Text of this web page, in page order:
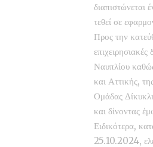
διαπιστώνεται
τεθεί σε
Προς την
Ναυπλίου
και Αττικής,
Ομάδας
και δίνοντας
Ειδικότερα,
25.10.2024,